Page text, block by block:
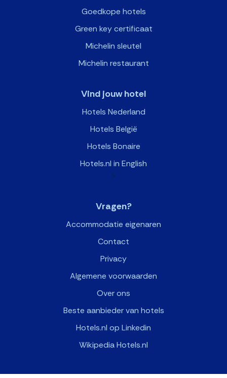
Goedkope hotels
Green key certificaat
Michelin sleutel
Michelin restaurant
Vind jouw hotel
Hotels Nederland
Hotels België
Hotels Bonaire
Hotels.nl in English
>
Vragen?
Accommodatie eigenaren
Contact
Privacy
Algemene voorwaarden
Over ons
Beste aanbieder van hotels
Hotels.nl op Linkedin
Wikipedia Hotels.nl